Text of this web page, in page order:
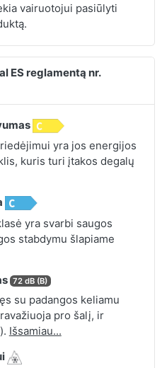
vairuotojui pasiūlyti
ES reglamentą nr.
yra jos energijos
kuris turi įtakos degalų
yra svarbi saugos
stabdymu šlapiame
72 dB (B)
su padangos keliamu
pro šalį, ir
Išsamiau...